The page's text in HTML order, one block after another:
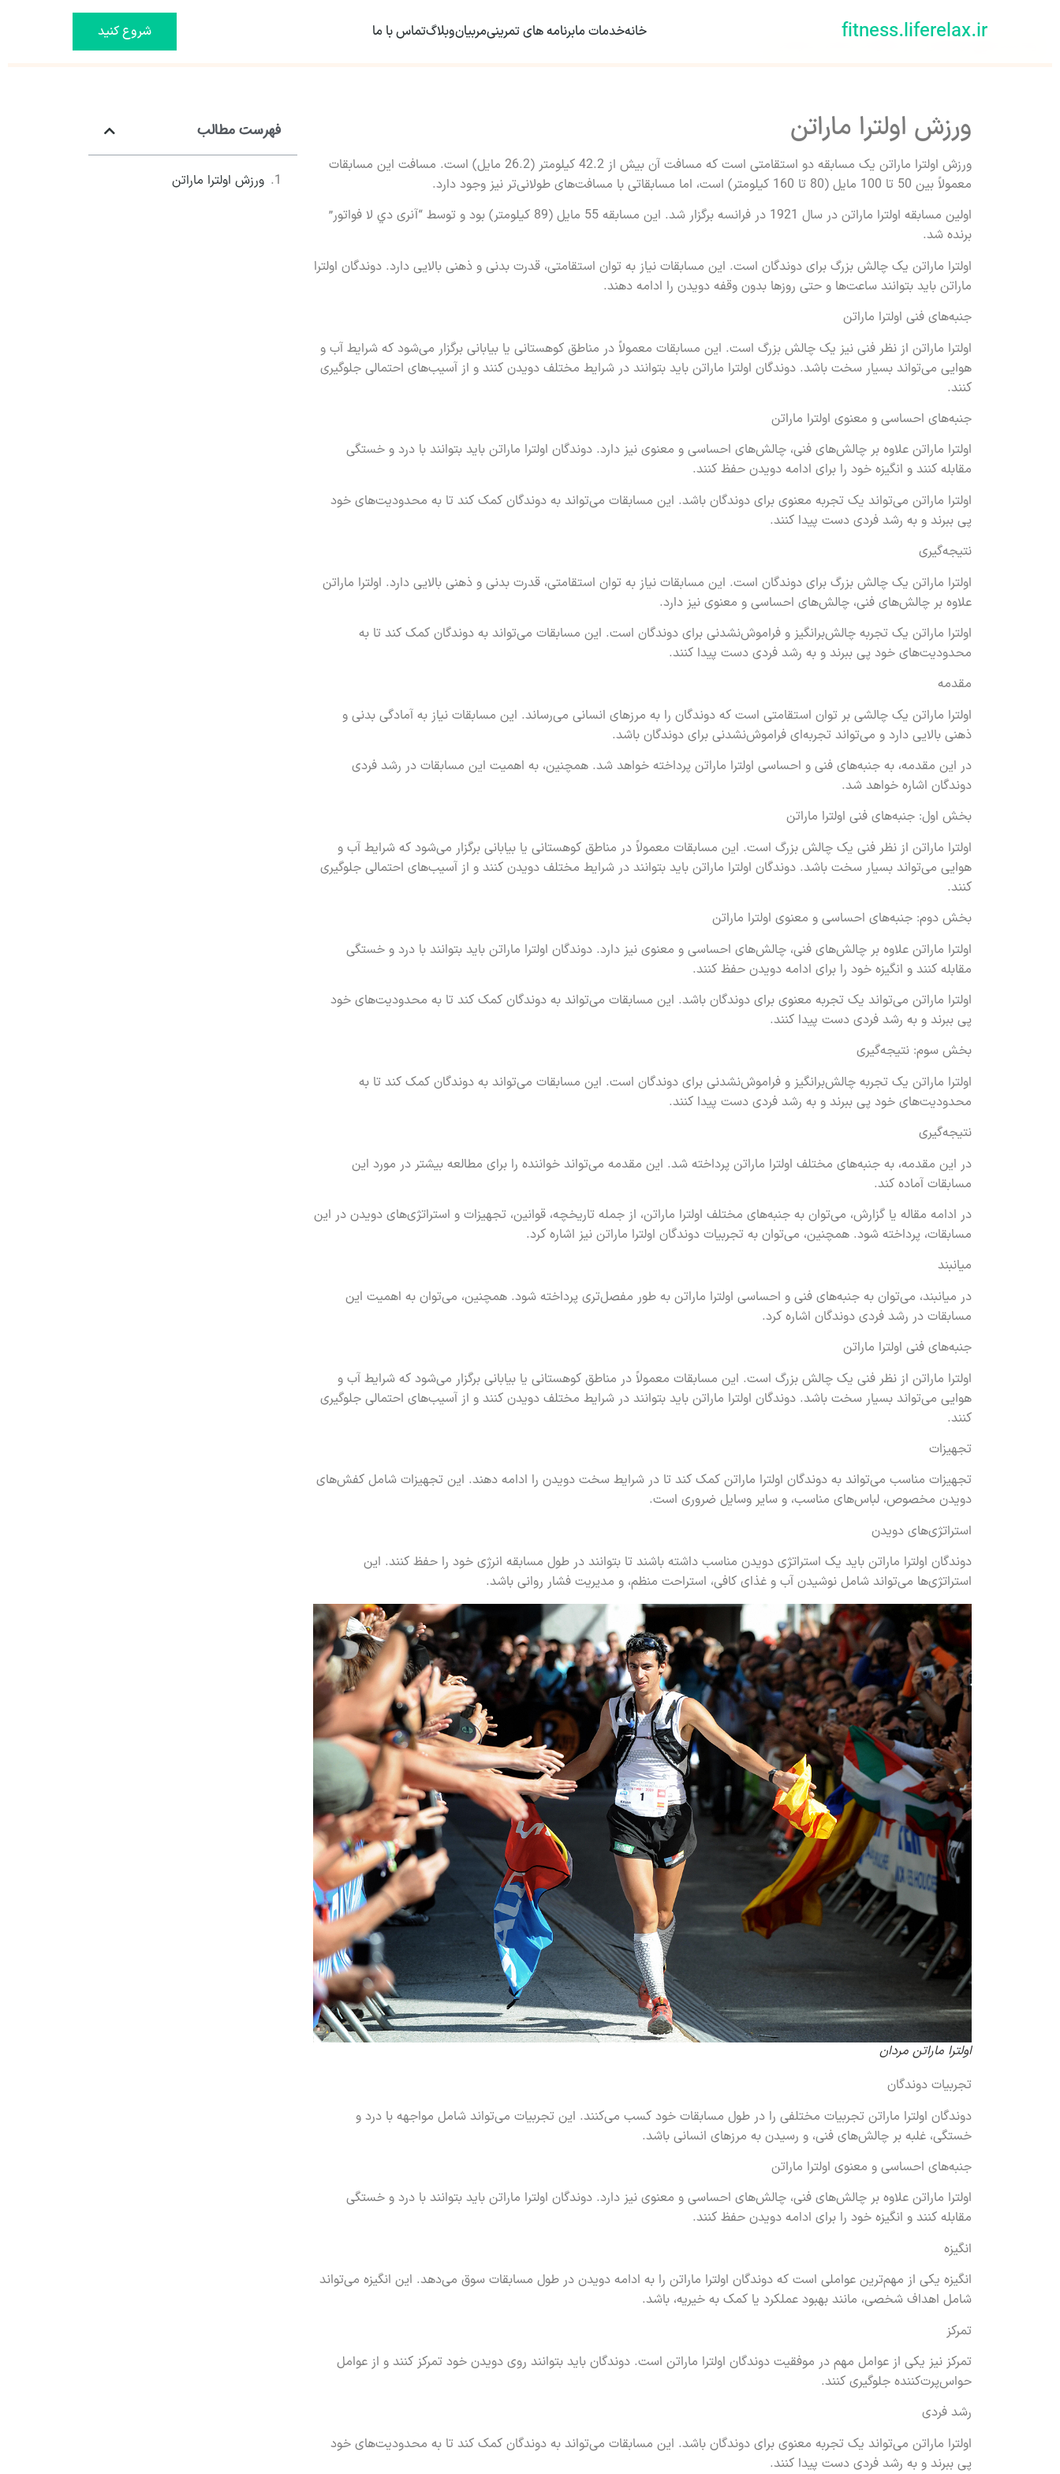
fitness.liferelax.ir خانهخدمات مابرنامه های تمرینیمربیانوبلاگتماس با ما شروع کنید
ورزش اولترا ماراتن
ورزش اولترا ماراتن یک مسابقه دو استقامتی است که مسافت آن بیش از 42.2 کیلومتر (26.2 مایل) است. مسافت این مسابقات
معمولاً بین 50 تا 100 مایل (80 تا 160 کیلومتر) است، اما مسابقاتی با مسافت‌های طولانی‌تر نیز وجود دارد.
اولین مسابقه اولترا ماراتن در سال 1921 در فرانسه برگزار شد. این مسابقه 55 مایل (89 کیلومتر) بود و توسط “آنری دي لا فواتور”
برنده شد.
اولترا ماراتن یک چالش بزرگ برای دوندگان است. این مسابقات نیاز به توان استقامتی، قدرت بدنی و ذهنی بالایی دارد. دوندگان اولترا
ماراتن باید بتوانند ساعت‌ها و حتی روزها بدون وقفه دویدن را ادامه دهند.
جنبه‌های فنی اولترا ماراتن
اولترا ماراتن از نظر فنی نیز یک چالش بزرگ است. این مسابقات معمولاً در مناطق کوهستانی یا بیابانی برگزار می‌شود که شرایط آب و
هوایی می‌تواند بسیار سخت باشد. دوندگان اولترا ماراتن باید بتوانند در شرایط مختلف دویدن کنند و از آسیب‌های احتمالی جلوگیری
کنند.
جنبه‌های احساسی و معنوی اولترا ماراتن
اولترا ماراتن علاوه بر چالش‌های فنی، چالش‌های احساسی و معنوی نیز دارد. دوندگان اولترا ماراتن باید بتوانند با درد و خستگی
مقابله کنند و انگیزه خود را برای ادامه دویدن حفظ کنند.
اولترا ماراتن می‌تواند یک تجربه معنوی برای دوندگان باشد. این مسابقات می‌تواند به دوندگان کمک کند تا به محدودیت‌های خود
پی ببرند و به رشد فردی دست پیدا کنند.
نتیجه‌گیری
اولترا ماراتن یک چالش بزرگ برای دوندگان است. این مسابقات نیاز به توان استقامتی، قدرت بدنی و ذهنی بالایی دارد. اولترا ماراتن
علاوه بر چالش‌های فنی، چالش‌های احساسی و معنوی نیز دارد.
اولترا ماراتن یک تجربه چالش‌برانگیز و فراموش‌نشدنی برای دوندگان است. این مسابقات می‌تواند به دوندگان کمک کند تا به
محدودیت‌های خود پی ببرند و به رشد فردی دست پیدا کنند.
مقدمه
اولترا ماراتن یک چالشی بر توان استقامتی است که دوندگان را به مرزهای انسانی می‌رساند. این مسابقات نیاز به آمادگی بدنی و
ذهنی بالایی دارد و می‌تواند تجربه‌ای فراموش‌نشدنی برای دوندگان باشد.
در این مقدمه، به جنبه‌های فنی و احساسی اولترا ماراتن پرداخته خواهد شد. همچنین، به اهمیت این مسابقات در رشد فردی
دوندگان اشاره خواهد شد.
بخش اول: جنبه‌های فنی اولترا ماراتن
اولترا ماراتن از نظر فنی یک چالش بزرگ است. این مسابقات معمولاً در مناطق کوهستانی یا بیابانی برگزار می‌شود که شرایط آب و
هوایی می‌تواند بسیار سخت باشد. دوندگان اولترا ماراتن باید بتوانند در شرایط مختلف دویدن کنند و از آسیب‌های احتمالی جلوگیری
کنند.
بخش دوم: جنبه‌های احساسی و معنوی اولترا ماراتن
اولترا ماراتن علاوه بر چالش‌های فنی، چالش‌های احساسی و معنوی نیز دارد. دوندگان اولترا ماراتن باید بتوانند با درد و خستگی
مقابله کنند و انگیزه خود را برای ادامه دویدن حفظ کنند.
اولترا ماراتن می‌تواند یک تجربه معنوی برای دوندگان باشد. این مسابقات می‌تواند به دوندگان کمک کند تا به محدودیت‌های خود
پی ببرند و به رشد فردی دست پیدا کنند.
بخش سوم: نتیجه‌گیری
اولترا ماراتن یک تجربه چالش‌برانگیز و فراموش‌نشدنی برای دوندگان است. این مسابقات می‌تواند به دوندگان کمک کند تا به
محدودیت‌های خود پی ببرند و به رشد فردی دست پیدا کنند.
نتیجه‌گیری
در این مقدمه، به جنبه‌های مختلف اولترا ماراتن پرداخته شد. این مقدمه می‌تواند خواننده را برای مطالعه بیشتر در مورد این
مسابقات آماده کند.
در ادامه مقاله یا گزارش، می‌توان به جنبه‌های مختلف اولترا ماراتن، از جمله تاریخچه، قوانین، تجهیزات و استراتژی‌های دویدن در این
مسابقات، پرداخته شود. همچنین، می‌توان به تجربیات دوندگان اولترا ماراتن نیز اشاره کرد.
میانبند
در میانبند، می‌توان به جنبه‌های فنی و احساسی اولترا ماراتن به طور مفصل‌تری پرداخته شود. همچنین، می‌توان به اهمیت این
مسابقات در رشد فردی دوندگان اشاره کرد.
جنبه‌های فنی اولترا ماراتن
اولترا ماراتن از نظر فنی یک چالش بزرگ است. این مسابقات معمولاً در مناطق کوهستانی یا بیابانی برگزار می‌شود که شرایط آب و
هوایی می‌تواند بسیار سخت باشد. دوندگان اولترا ماراتن باید بتوانند در شرایط مختلف دویدن کنند و از آسیب‌های احتمالی جلوگیری
کنند.
تجهیزات
تجهیزات مناسب می‌تواند به دوندگان اولترا ماراتن کمک کند تا در شرایط سخت دویدن را ادامه دهند. این تجهیزات شامل کفش‌های
دویدن مخصوص، لباس‌های مناسب، و سایر وسایل ضروری است.
استراتژی‌های دویدن
دوندگان اولترا ماراتن باید یک استراتژی دویدن مناسب داشته باشند تا بتوانند در طول مسابقه انرژی خود را حفظ کنند. این
استراتژی‌ها می‌تواند شامل نوشیدن آب و غذای کافی، استراحت منظم، و مدیریت فشار روانی باشد.
اولترا ماراتن مردان
تجربیات دوندگان
دوندگان اولترا ماراتن تجربیات مختلفی را در طول مسابقات خود کسب می‌کنند. این تجربیات می‌تواند شامل مواجهه با درد و
خستگی، غلبه بر چالش‌های فنی، و رسیدن به مرزهای انسانی باشد.
جنبه‌های احساسی و معنوی اولترا ماراتن
اولترا ماراتن علاوه بر چالش‌های فنی، چالش‌های احساسی و معنوی نیز دارد. دوندگان اولترا ماراتن باید بتوانند با درد و خستگی
مقابله کنند و انگیزه خود را برای ادامه دویدن حفظ کنند.
انگیزه
انگیزه یکی از مهم‌ترین عواملی است که دوندگان اولترا ماراتن را به ادامه دویدن در طول مسابقات سوق می‌دهد. این انگیزه می‌تواند
شامل اهداف شخصی، مانند بهبود عملکرد یا کمک به خیریه، باشد.
تمرکز
تمرکز نیز یکی از عوامل مهم در موفقیت دوندگان اولترا ماراتن است. دوندگان باید بتوانند روی دویدن خود تمرکز کنند و از عوامل
حواس‌پرت‌کننده جلوگیری کنند.
رشد فردی
اولترا ماراتن می‌تواند یک تجربه معنوی برای دوندگان باشد. این مسابقات می‌تواند به دوندگان کمک کند تا به محدودیت‌های خود
پی ببرند و به رشد فردی دست پیدا کنند.
فهرست مطالب
ورزش اولترا ماراتن